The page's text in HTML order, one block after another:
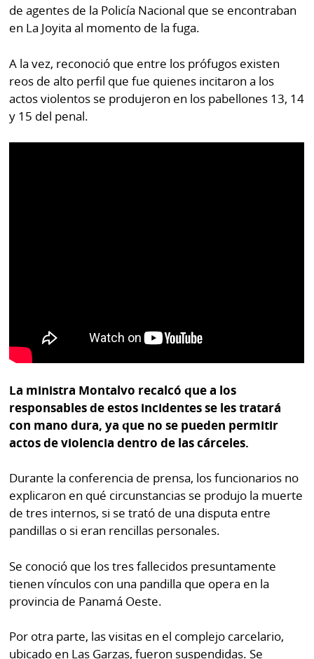
de agentes de la Policía Nacional que se encontraban
en La Joyita al momento de la fuga.
A la vez, reconoció que entre los prófugos existen
reos de alto perfil que fue quienes incitaron a los
actos violentos se produjeron en los pabellones 13, 14
y 15 del penal.
La ministra Montalvo recalcó que a los
responsables de estos incidentes se les tratará
con mano dura, ya que no se pueden permitir
actos de violencia dentro de las cárceles.
Durante la conferencia de prensa, los funcionarios no
explicaron en qué circunstancias se produjo la muerte
de tres internos, si se trató de una disputa entre
pandillas o si eran rencillas personales.
Se conoció que los tres fallecidos presuntamente
tienen vínculos con una pandilla que opera en la
provincia de Panamá Oeste.
Por otra parte, las visitas en el complejo carcelario,
ubicado en Las Garzas, fueron suspendidas. Se